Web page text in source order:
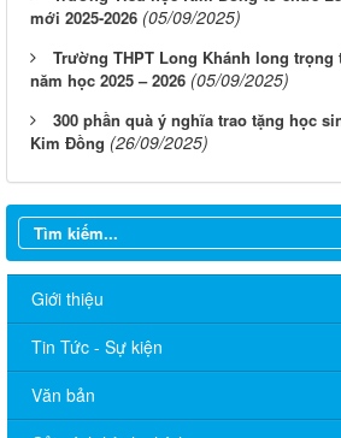
mới 2025-2026 (05/09/2025)
Trường THPT Long Khánh long
năm học 2025 – 2026 (05/09/2025)
300 phần quà ý nghĩa trao tặng học
Kim Đồng (26/09/2025)
Giới thiệu
Tin Tức - Sự kiện
Văn bản